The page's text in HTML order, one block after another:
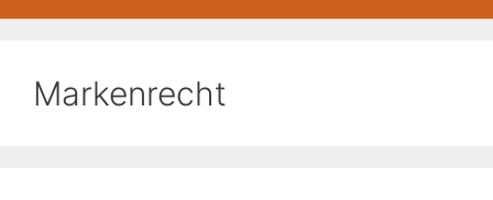
Markenrecht